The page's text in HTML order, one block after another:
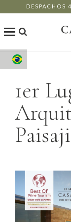
DESPACHOS
Loja Online
Os Nossos
Enoturismo
Restaurantes
Eventos
Mais
1er